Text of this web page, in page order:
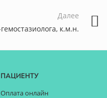
Далее
к.м.н.
Пациенту
Оплата онлайн